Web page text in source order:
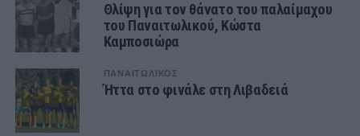
Θλίψη για τον θάνατο του παλαίμαχου
του Παναιτωλικού, Κώστα
Καμποσιώρα
ΠΑΝΑΙΤΩΛΙΚΟΣ
Ήττα στο φινάλε στη Λιβαδειά